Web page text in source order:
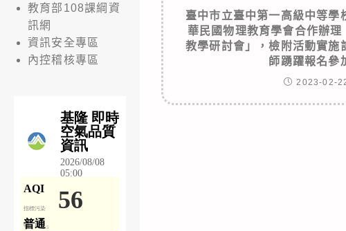
臺中市立臺中第一高級中等學
華民國物理教育學會合作辦
教學研討會」，檢附活動實施
師踴躍報名參
2023-02-
教育部108課綱資
訊網
資訊安全專區
內控稽核專區